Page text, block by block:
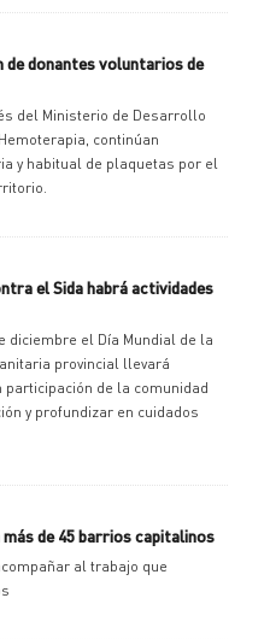
donantes voluntarios de
del Ministerio de Desarrollo
continúan
y habitual de plaquetas por el
el Sida habrá actividades
diciembre el Día Mundial de la
provincial llevará
de la comunidad
y profundizar en cuidados
de 45 barrios capitalinos
al trabajo que